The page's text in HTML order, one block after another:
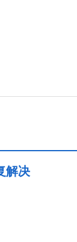
解决